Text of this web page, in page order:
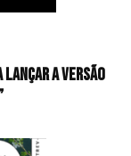
lançar a versão